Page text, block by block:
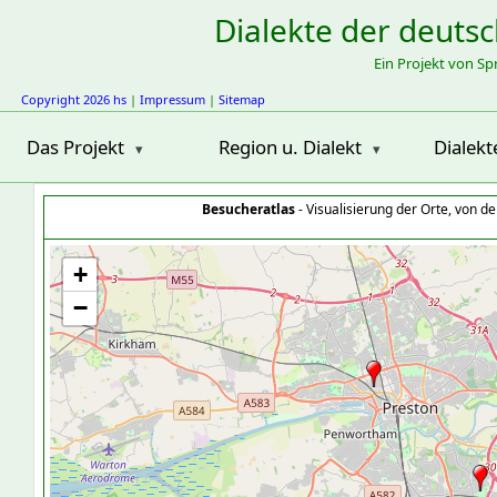
Dialekte der
Ein Projekt von
Copyright 2026 hs | Impressum | Sitemap
Das Projekt Region u. Dialekt
Besucheratlas- Visualisierung der Orte, von
+
−